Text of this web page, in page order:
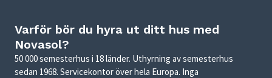
Varför bör du hyra ut ditt hus med
Novasol?
50 000 semesterhus i 18 länder. Uthyrning av semesterhus
sedan 1968. Servicekontor över hela Europa. Inga